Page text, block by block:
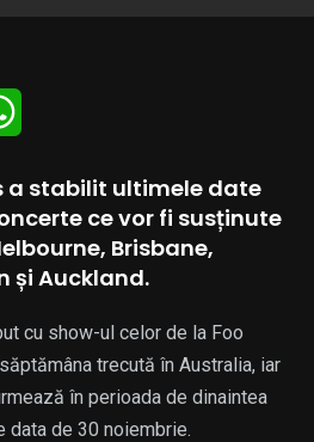
a stabilit ultimele date
ce vor fi susținute
Brisbane,
și Auckland.
cu show-ul celor de la Foo
trecută în Australia, iar
în perioada de dinaintea
data de 30 noiembrie.